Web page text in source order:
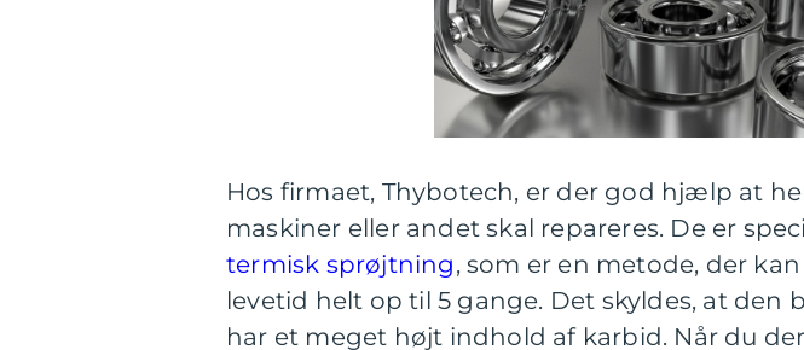
Hos firmaet, Thybotech, er der god hjælp at
maskiner eller andet skal repareres. De er
termisk sprøjtning, som er en metode, der
levetid helt op til 5 gange. Det skyldes, at
har et meget højt indhold af karbid. Når du